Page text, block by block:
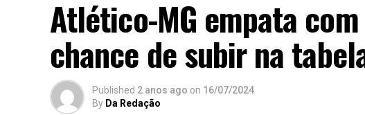
Atlético-MG empata
chance de subir na
Published 2 anos ago on 16/07/2024
By Da Redação